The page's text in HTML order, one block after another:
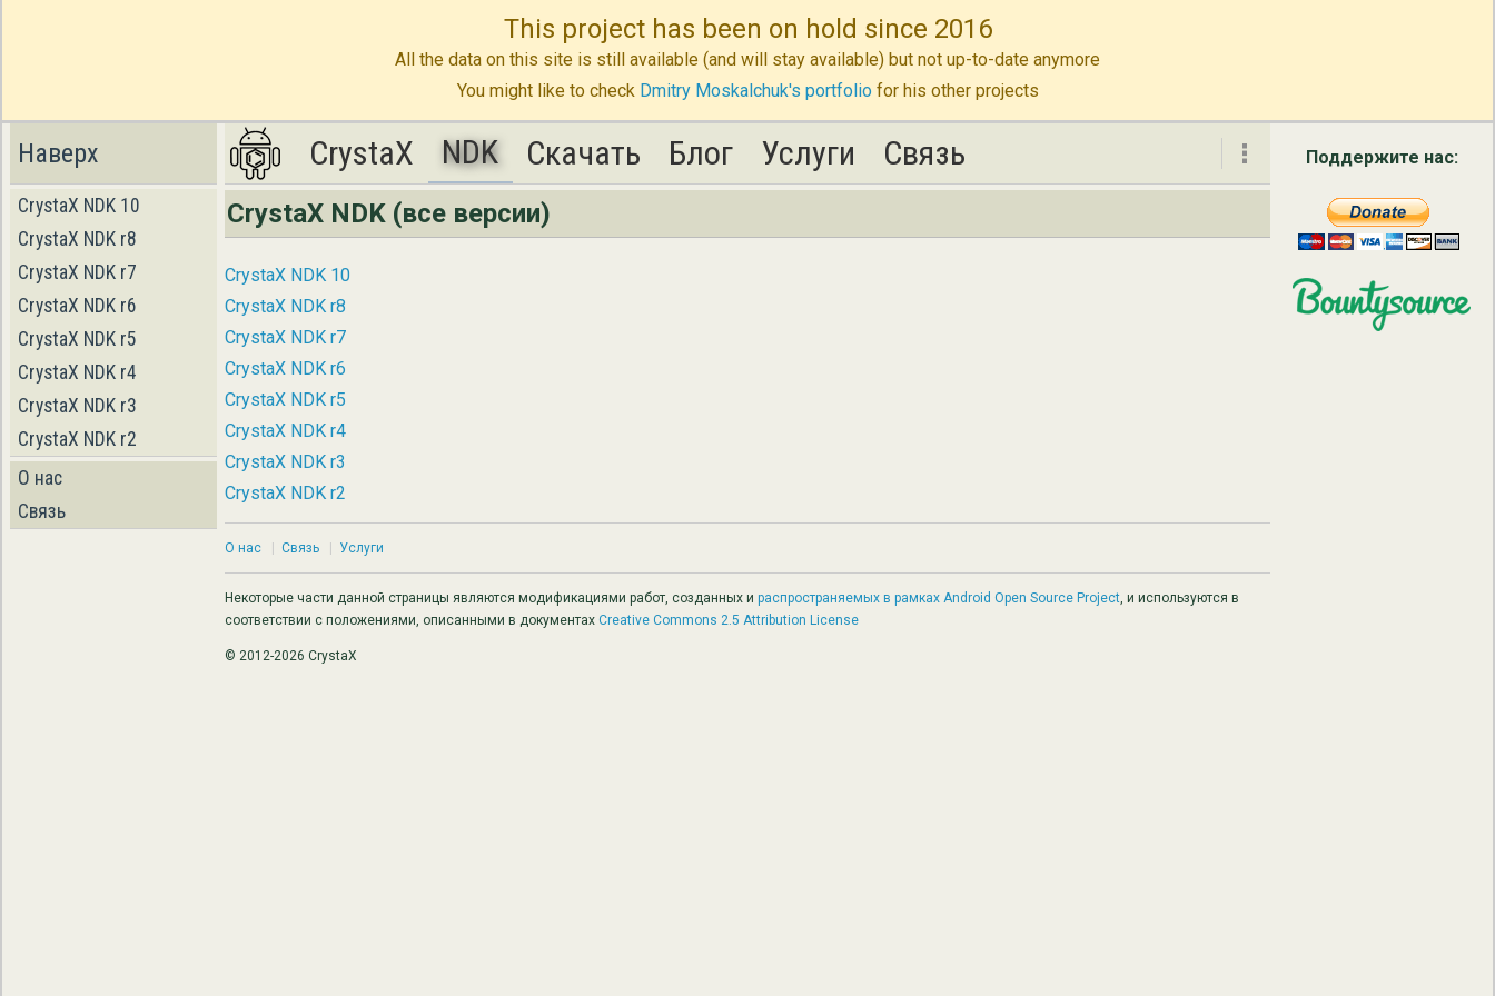
This project has been on hold since 2016
All the data on this site is still available (and will stay available) but not up-to-date anymore
You might like to check Dmitry Moskalchuk's portfoliofor his other projects
Наверх
CrystaX NDK 10
CrystaX NDK r8
CrystaX NDK r7
CrystaX NDK r6
CrystaX NDK r5
CrystaX NDK r4
CrystaX NDK r3
CrystaX NDK r2
О нас
Связь
CrystaX NDK Скачать Блог Услуги Связь
О нас
Связь
CrystaX NDK Скачать Блог Услуги Связь
CrystaX NDK (все версии)
CrystaX NDK 10
CrystaX NDK r8
CrystaX NDK r7
CrystaX NDK r6
CrystaX NDK r5
CrystaX NDK r4
CrystaX NDK r3
CrystaX NDK r2
О нас Связь Услуги
Некоторые части данной страницы являются модификациями работ, созданных и распространяемых в рамках Android Open Source Project, и используются в
соответствии с положениями, описанными в документах Creative Commons 2.5 Attribution License
© 2012-2026 CrystaX
Поддержите нас: